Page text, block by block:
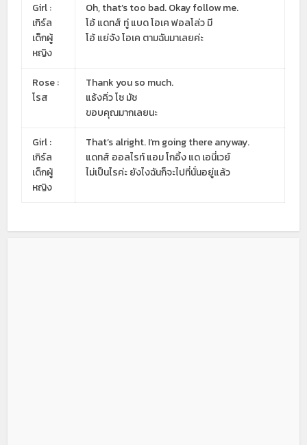
Girl :
เกิร์ล
เด็กผู้
หญิง
Oh, that’s too bad. Okay follow me.
โอ้ แดทส์ ทู่ แบด โอเค ฟอลโล่ว มี
โอ้ แย่จัง โอเค ตามฉันมาเลยค่ะ
Rose :
โรส
Thank you so much.
แธ้งคิ่ว โซ มัช
ขอบคุณมากเลยนะ
Girl :
เกิร์ล
เด็กผู้
หญิง
That’s alright. I’m going there anyway.
แดทส์ ออลไรท์ แอม โกอิ้ง แด เอนี่เวย์
ไม่เป็นไรค่ะ ยังไงฉันก็จะไปที่นั่นอยู่แล้ว